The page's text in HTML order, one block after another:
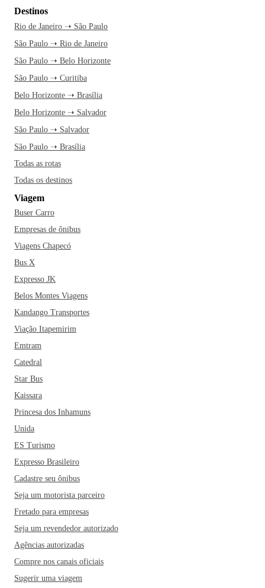
Destinos
Rio de Janeiro ➝ São Paulo
São Paulo ➝ Rio de Janeiro
São Paulo ➝ Belo Horizonte
São Paulo ➝ Curitiba
Belo Horizonte ➝ Brasília
Belo Horizonte ➝ Salvador
São Paulo ➝ Salvador
São Paulo ➝ Brasília
Todas as rotas
Todas os destinos
Viagem
Buser Carro
Empresas de ônibus
Viagens Chapecó
Bus X
Expresso JK
Belos Montes Viagens
Kandango Transportes
Viação Itapemirim
Emtram
Catedral
Star Bus
Kaissara
Princesa dos Inhamuns
Unida
ES Turismo
Expresso Brasileiro
Cadastre seu ônibus
Seja um motorista parceiro
Fretado para empresas
Seja um revendedor autorizado
Agências autorizadas
Compre nos canais oficiais
Sugerir uma viagem